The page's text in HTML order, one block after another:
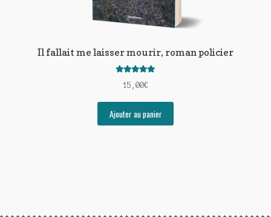
Il fallait me laisser mourir, roman policier
15,00€
Ajouter au panier